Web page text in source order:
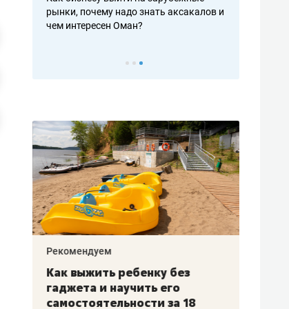
рынки, почему надо знать аксакалов и
чем интересен Оман?
Рекомендуем
Как выжить ребенку без
гаджета и научить его
самостоятельности за 18